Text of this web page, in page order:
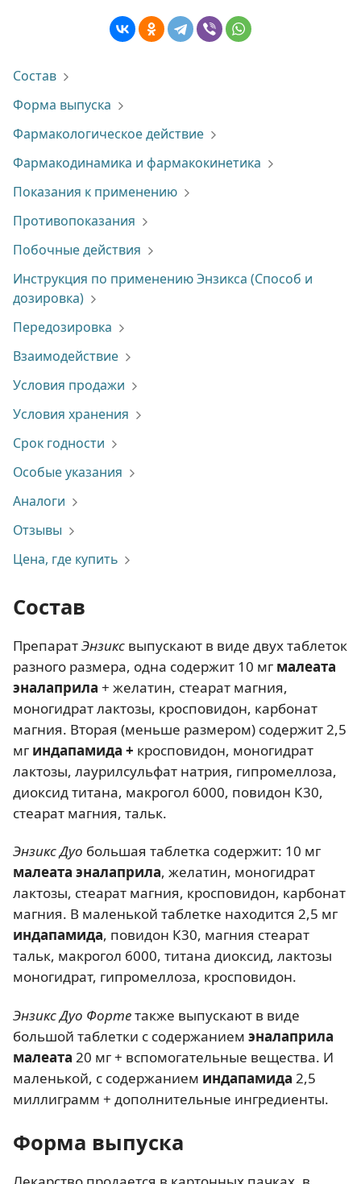
Состав
Форма выпуска
Фармакологическое действие
Фармакодинамика и фармакокинетика
Показания к применению
Противопоказания
Побочные действия
Инструкция по применению Энзикса (Способ и
дозировка)
Передозировка
Взаимодействие
Условия продажи
Условия хранения
Срок годности
Особые указания
Аналоги
Отзывы
Цена, где купить
Состав
ПрепаратЭнзикс выпускают в виде двух таблеток
разного размера, одна содержит 10 мг малеата
эналаприла + желатин, стеарат магния,
моногидрат лактозы, кросповидон, карбонат
магния. Вторая (меньше размером) содержит 2,5
мг индапамида + кросповидон, моногидрат
лактозы, лаурилсульфат натрия, гипромеллоза,
диоксид титана, макрогол 6000, повидон К30,
стеарат магния, тальк.
Энзикс Дуо большая таблетка содержит: 10 мг
малеата эналаприла, желатин, моногидрат
лактозы, стеарат магния, кросповидон, карбонат
магния. В маленькой таблетке находится 2,5 мг
индапамида, повидон К30, магния стеарат
тальк, макрогол 6000, титана диоксид, лактозы
моногидрат, гипромеллоза, кросповидон.
Энзикс Дуо Фортетакже выпускают в виде
большой таблетки с содержанием эналаприла
малеата 20 мг + вспомогательные вещества. И
маленькой, с содержанием индапамида 2,5
миллиграмм + дополнительные ингредиенты.
Форма выпуска